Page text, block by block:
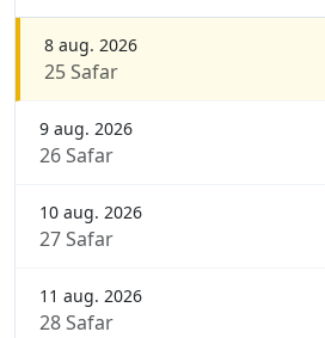
8 aug. 2026
25 Safar
9 aug. 2026
26 Safar
10 aug. 2026
27 Safar
11 aug. 2026
28 Safar